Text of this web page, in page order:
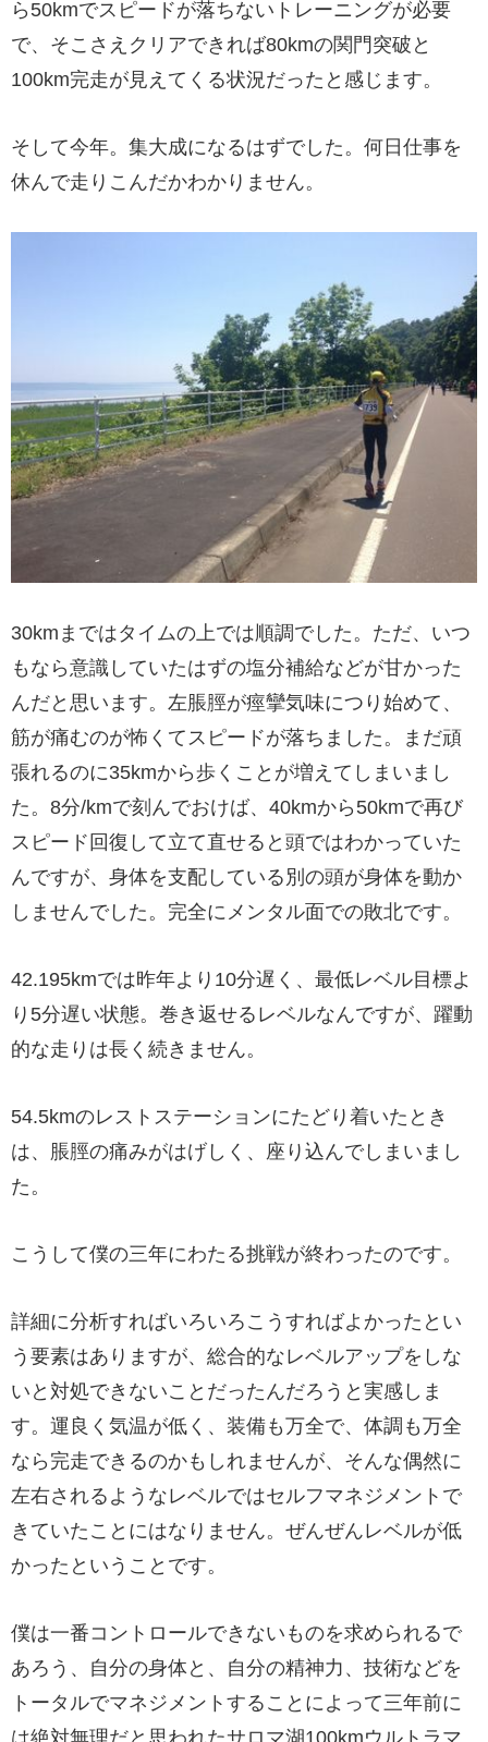
ら50kmでスピードが落ちないトレーニングが必要
で、そこさえクリアできれば80kmの関門突破と
100km完走が見えてくる状況だったと感じます。
そして今年。集大成になるはずでした。何日仕事を
休んで走りこんだかわかりません。
30kmまではタイムの上では順調でした。ただ、いつ
もなら意識していたはずの塩分補給などが甘かった
んだと思います。左脹脛が痙攣気味につり始めて、
筋が痛むのが怖くてスピードが落ちました。まだ頑
張れるのに35kmから歩くことが増えてしまいまし
た。8分/kmで刻んでおけば、40kmから50kmで再び
スピード回復して立て直せると頭ではわかっていた
んですが、身体を支配している別の頭が身体を動か
しませんでした。完全にメンタル面での敗北です。
42.195kmでは昨年より10分遅く、最低レベル目標よ
り5分遅い状態。巻き返せるレベルなんですが、躍動
的な走りは長く続きません。
54.5kmのレストステーションにたどり着いたとき
は、脹脛の痛みがはげしく、座り込んでしまいまし
た。
こうして僕の三年にわたる挑戦が終わったのです。
詳細に分析すればいろいろこうすればよかったとい
う要素はありますが、総合的なレベルアップをしな
いと対処できないことだったんだろうと実感しま
す。運良く気温が低く、装備も万全で、体調も万全
なら完走できるのかもしれませんが、そんな偶然に
左右されるようなレベルではセルフマネジメントで
きていたことにはなりません。ぜんぜんレベルが低
かったということです。
僕は一番コントロールできないものを求められるで
あろう、自分の身体と、自分の精神力、技術などを
トータルでマネジメントすることによって三年前に
は絶対無理だと思われたサロマ湖100kmウルトラマ